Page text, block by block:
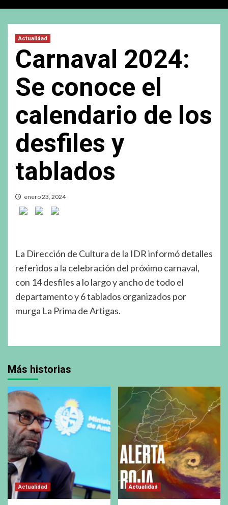
Actualidad
Carnaval 2024:
Se conoce el
calendario de los
desfiles y
tablados
enero 23, 2024
La Dirección de Cultura de la IDR informó detalles
referidos a la celebración del próximo carnaval,
con 14 desfiles a lo largo y ancho de todo el
departamento y 6 tablados organizados por
murga La Prima de Artigas.
Más historias
Actualidad Actualidad